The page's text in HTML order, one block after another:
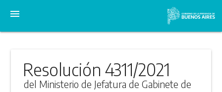
menu
Resolución 4311/2021
del Ministerio de Jefatura de Gabinete de